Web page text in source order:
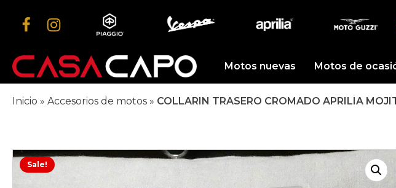
Motos nuevas Motos de
Inicio » Accesorios de motos » COLLARIN TRASERO CROMADO APRILIA
Sale!